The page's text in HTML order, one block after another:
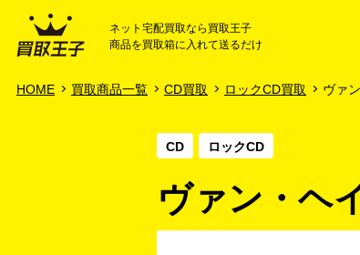
HOME
ネット宅配買取なら買取王子
商品を買取箱に入れて送るだけ
HOME 買取商品一覧 CD買取 ロックCD買取 ヴァ
CD ロックCD
ヴァン・ヘ